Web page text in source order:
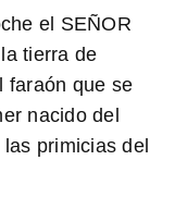
el SEÑOR
tierra de
faraón que se
nacido del
primicias del